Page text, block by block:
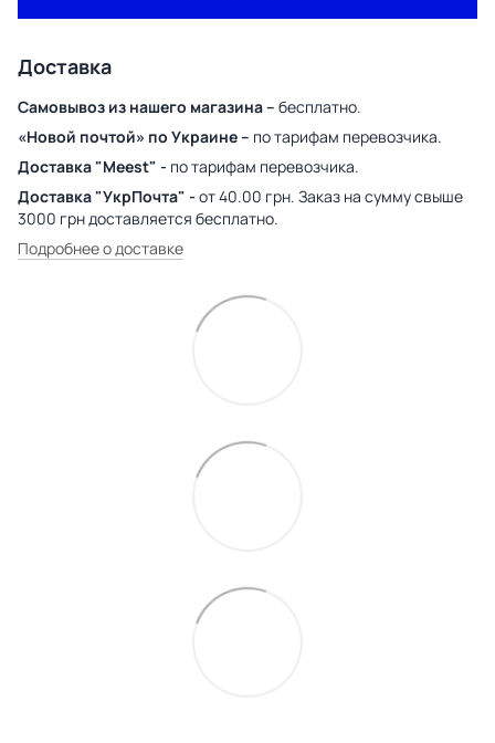
Доставка
Самовывоз из нашего магазина – бесплатно.
«Новой почтой» по Украине – по тарифам перевозчика.
Доставка "Meest" - по тарифам перевозчика.
Доставка "УкрПочта" - от 40.00 грн. Заказ на сумму свыше
3000 грн доставляется бесплатно.
Подробнее о доставке